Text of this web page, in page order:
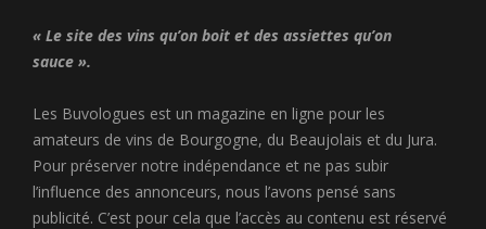
« Le site des vins qu’on boit et des assiettes qu’on
sauce ».
Les Buvologues est un magazine en ligne pour les
amateurs de vins de Bourgogne, du Beaujolais et du Jura.
Pour préserver notre indépendance et ne pas subir
l’influence des annonceurs, nous l’avons pensé sans
publicité. C’est pour cela que l’accès au contenu est réservé